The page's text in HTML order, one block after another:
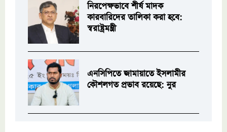
নিরপেক্ষভাবে শীর্ষ মাদক
কারবারিদের তালিকা করা হবে:
স্বরাষ্ট্রমন্ত্রী
এনসিপিতে জামায়াতে ইসলামীর
কৌশলগত প্রভাব রয়েছে: নুর